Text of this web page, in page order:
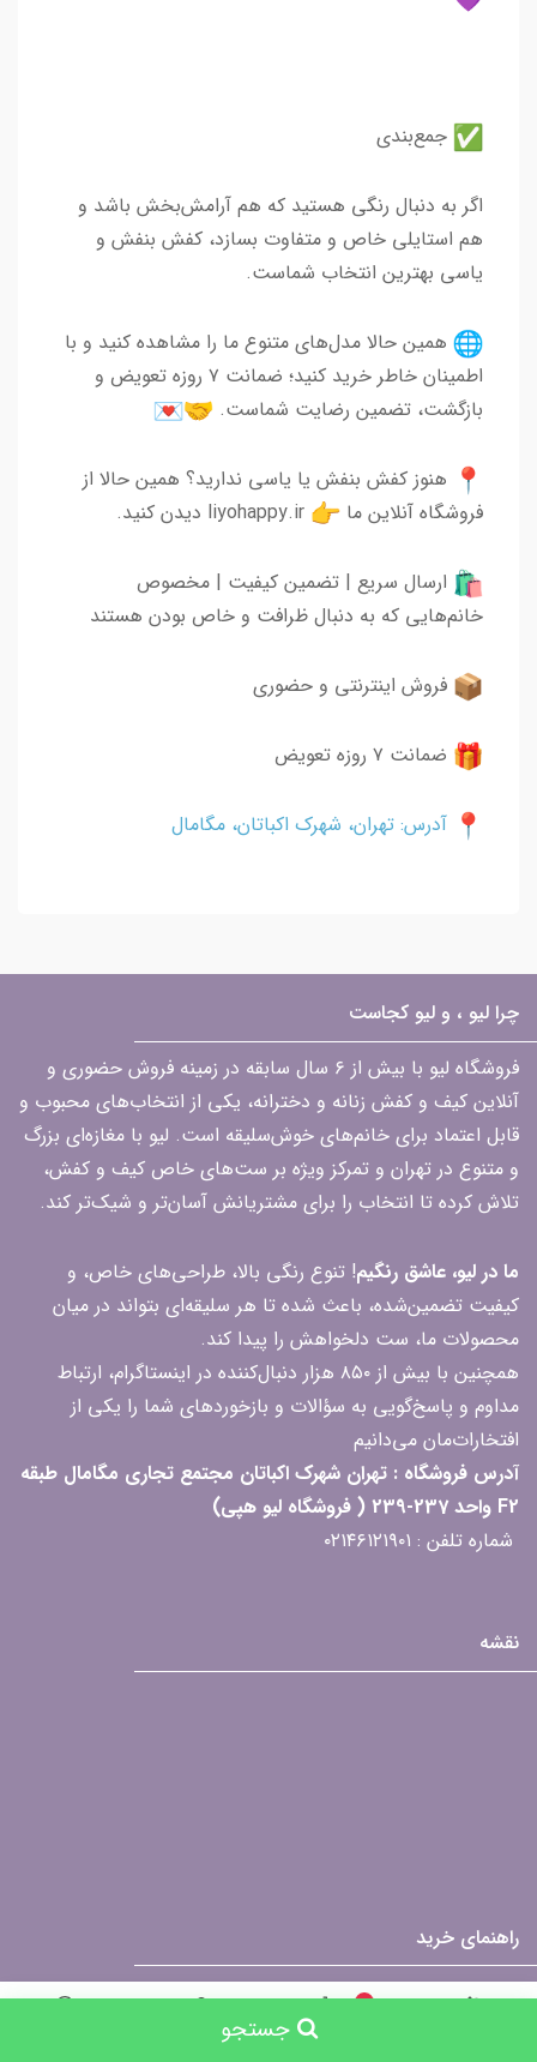
0
سبد خرید
حساب کاربری جستجو
جمع‌بندی
اگر به دنبال رنگی هستید که هم آرامش‌بخش باشد و
هم استایلی خاص و متفاوت بسازد، کفش بنفش و
یاسی بهترین انتخاب شماست.
همین حالا مدل‌های متنوع ما را مشاهده کنید و با
اطمینان خاطر خرید کنید؛ ضمانت ۷ روزه تعویض و
بازگشت، تضمین رضایت شماست.
هنوز کفش بنفش یا یاسی ندارید؟ همین حالا از
فروشگاه آنلاین ما
ارسال سریع | تضمین کیفیت | مخصوص
خانم‌هایی که به دنبال ظرافت و خاص بودن هستند
فروش اینترنتی و حضوری
ضمانت ۷ روزه تعویض
آدرس: تهران، شهرک اکباتان، مگامال
چرا لیو ، و لیو کجاست
فروشگاه لیو با بیش از ۶ سال سابقه در زمینه فروش حضوری و
آنلاین کیف و کفش زنانه و دخترانه، یکی از انتخاب‌های محبوب و
قابل اعتماد برای خانم‌های خوش‌سلیقه است. لیو با مغازه‌ای بزرگ
و متنوع در تهران و تمرکز ویژه بر ست‌های خاص کیف و کفش،
تلاش کرده تا انتخاب را برای مشتریانش آسان‌تر و شیک‌تر کند.
ما در لیو، عاشق رنگیم! تنوع رنگی بالا، طراحی‌های خاص، و
کیفیت تضمین‌شده، باعث شده تا هر سلیقه‌ای بتواند در میان
محصولات ما، ست دلخواهش را پیدا کند.
همچنین با بیش از ۸۵۰ هزار دنبال‌کننده در اینستاگرام، ارتباط
مداوم و پاسخ‌گویی به سؤالات و بازخوردهای شما را یکی از
افتخارات‌مان می‌دانیم
آدرس فروشگاه : تهران شهرک اکباتان مجتمع تجاری مگامال طبقه
F2 واحد 237-239 ( فروشگاه لیو هپی)
شماره تلفن : ۰۲۱۴۶۱۲۱۹۰۱
نقشه
راهنمای خرید
درباره ما